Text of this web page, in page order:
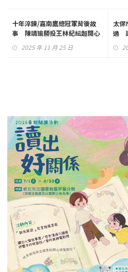
十年淬鍊/嘉南鷹總冠軍背後故
事 陳靖瑜勝投王林紀紜超開心
2025 年 11 月 25 日
太保
過